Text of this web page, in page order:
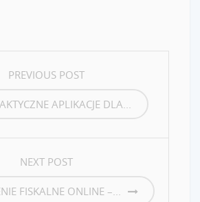
PREVIOUS POST
APLIKACJE DLA...
NEXT POST
FISKALNE ONLINE –...